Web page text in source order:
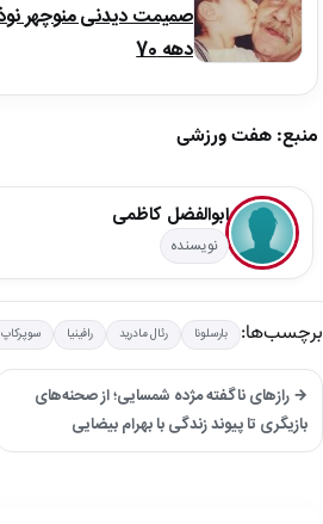
صمیمت دیدنی منوچهر
دهه 70
منبع: هفت ورزشی
ابوالفضل کاظمی
نویسنده
برچسب‌ها: بارسلونا رئال مادرید رافینیا سوپرکاپ
→ رازهای ناگفته مژده شمسایی؛ از صحنه‌های
بازیگری تا پیوند زندگی با بهرام بیضایی